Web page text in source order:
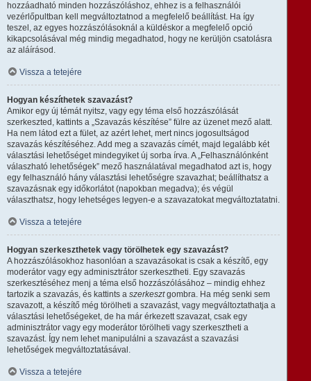
hozzáadható minden hozzászóláshoz, ehhez is a felhasználói
vezérlőpultban kell megváltoztatnod a megfelelő beállítást. Ha így
teszel, az egyes hozzászólásoknál a küldéskor a megfelelő opció
kikapcsolásával még mindig megadhatod, hogy ne kerüljön csatolásra
az aláírásod.
Vissza a tetejére
Hogyan készíthetek szavazást?
Amikor egy új témát nyitsz, vagy egy téma első hozzászólását
szerkeszted, kattints a „Szavazás készítése” fülre az üzenet mező alatt.
Ha nem látod ezt a fület, az azért lehet, mert nincs jogosultságod
szavazás készítéséhez. Add meg a szavazás címét, majd legalább két
választási lehetőséget mindegyiket új sorba írva. A „Felhasználónként
válaszható lehetőségek” mező használatával megadhatod azt is, hogy
egy felhasználó hány választási lehetőségre szavazhat; beállíthatsz a
szavazásnak egy időkorlátot (napokban megadva); és végül
választhatsz, hogy lehetséges legyen-e a szavazatokat megváltoztatatni.
Vissza a tetejére
Hogyan szerkeszthetek vagy törölhetek egy szavazást?
A hozzászólásokhoz hasonlóan a szavazásokat is csak a készítő, egy
moderátor vagy egy adminisztrátor szerkesztheti. Egy szavazás
szerkesztéséhez menj a téma első hozzászólásához – mindig ehhez
tartozik a szavazás, és kattints a szerkesztgombra. Ha még senki sem
szavazott, a készítő még törölheti a szavazást, vagy megváltoztathatja a
választási lehetőségeket, de ha már érkezett szavazat, csak egy
adminisztrátor vagy egy moderátor törölheti vagy szerkesztheti a
szavazást. Így nem lehet manipulálni a szavazást a szavazási
lehetőségek megváltoztatásával.
Vissza a tetejére